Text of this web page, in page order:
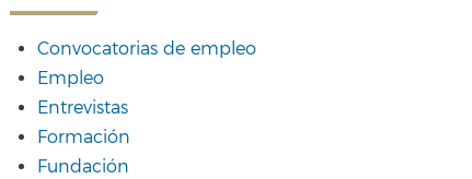
Convocatorias de empleo
Empleo
Entrevistas
Formación
Fundación